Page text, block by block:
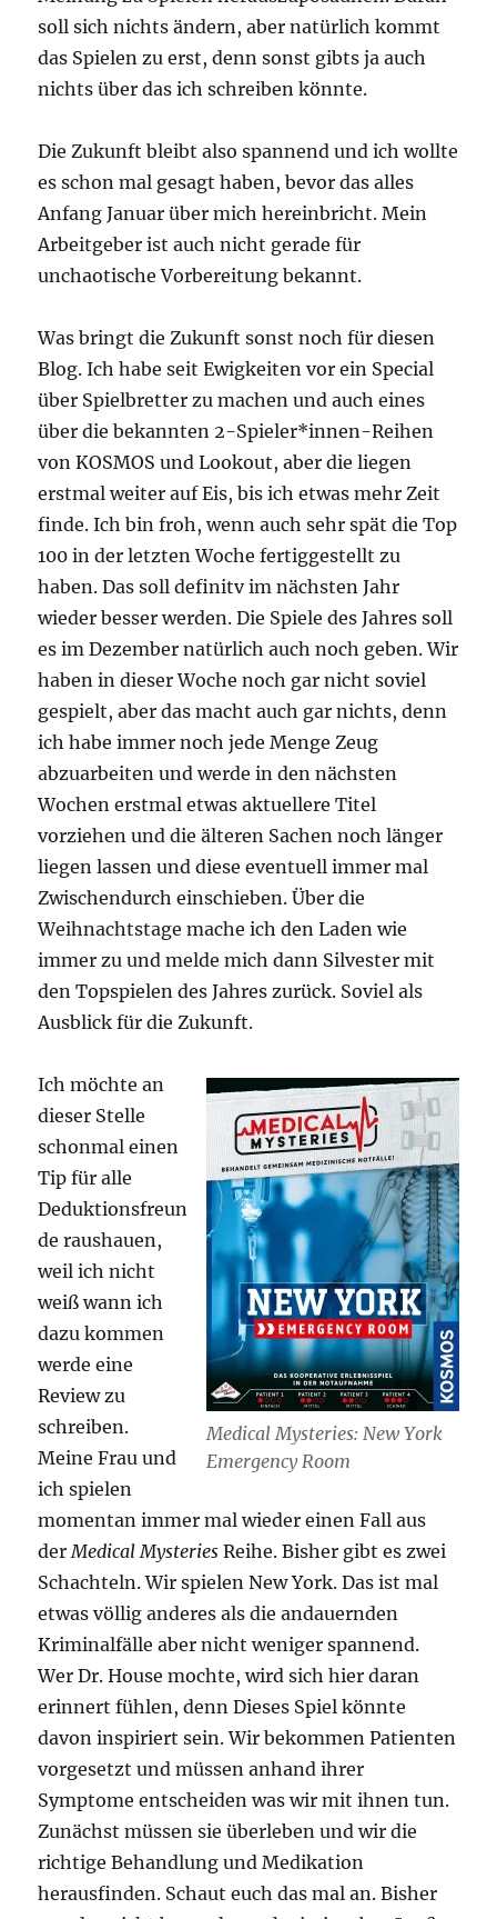
soll sich nichts ändern, aber natürlich kommt
das Spielen zu erst, denn sonst gibts ja auch
nichts über das ich schreiben könnte.
Die Zukunft bleibt also spannend und ich wollte
es schon mal gesagt haben, bevor das alles
Anfang Januar über mich hereinbricht. Mein
Arbeitgeber ist auch nicht gerade für
unchaotische Vorbereitung bekannt.
Was bringt die Zukunft sonst noch für diesen
Blog. Ich habe seit Ewigkeiten vor ein Special
über Spielbretter zu machen und auch eines
über die bekannten 2-Spieler*innen-Reihen
von KOSMOS und Lookout, aber die liegen
erstmal weiter auf Eis, bis ich etwas mehr Zeit
finde. Ich bin froh, wenn auch sehr spät die Top
100 in der letzten Woche fertiggestellt zu
haben. Das soll definitv im nächsten Jahr
wieder besser werden. Die Spiele des Jahres soll
es im Dezember natürlich auch noch geben. Wir
haben in dieser Woche noch gar nicht soviel
gespielt, aber das macht auch gar nichts, denn
ich habe immer noch jede Menge Zeug
abzuarbeiten und werde in den nächsten
Wochen erstmal etwas aktuellere Titel
vorziehen und die älteren Sachen noch länger
liegen lassen und diese eventuell immer mal
Zwischendurch einschieben. Über die
Weihnachtstage mache ich den Laden wie
immer zu und melde mich dann Silvester mit
den Topspielen des Jahres zurück. Soviel als
Ausblick für die Zukunft.
Medical Mysteries: New York
Emergency Room
Ich möchte an
dieser Stelle
schonmal einen
Tip für alle
Deduktionsfreun
de raushauen,
weil ich nicht
weiß wann ich
dazu kommen
werde eine
Review zu
schreiben.
Meine Frau und
ich spielen
momentan immer mal wieder einen Fall aus
der Medical Mysteries Reihe. Bisher gibt es zwei
Schachteln. Wir spielen New York. Das ist mal
etwas völlig anderes als die andauernden
Kriminalfälle aber nicht weniger spannend.
Wer Dr. House mochte, wird sich hier daran
erinnert fühlen, denn Dieses Spiel könnte
davon inspiriert sein. Wir bekommen Patienten
vorgesetzt und müssen anhand ihrer
Symptome entscheiden was wir mit ihnen tun.
Zunächst müssen sie überleben und wir die
richtige Behandlung und Medikation
herausfinden. Schaut euch das mal an. Bisher